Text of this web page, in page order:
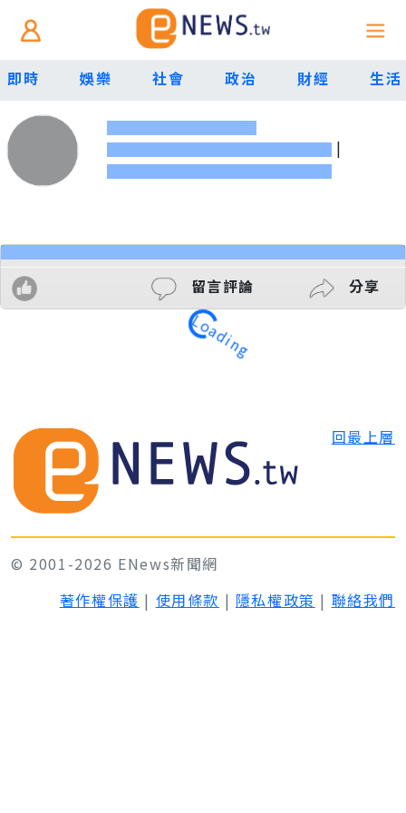
即時 娛樂 社會 政治 財經 生活
|
留言評論 分享
Loading
回最上層
© 2001-2026 ENews新聞網
著作權保護 | 使用條款 | 隱私權政策 | 聯絡我們